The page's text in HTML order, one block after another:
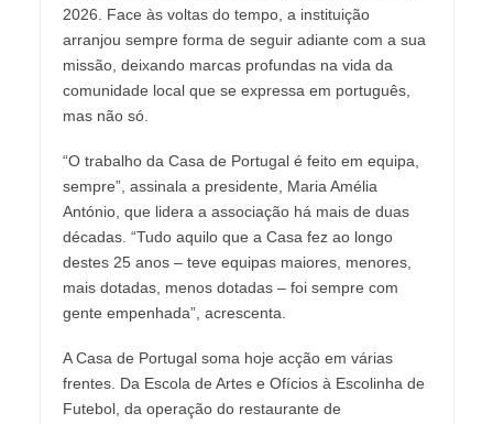
2026. Face às voltas do tempo, a instituição
arranjou sempre forma de seguir adiante com a sua
missão, deixando marcas profundas na vida da
comunidade local que se expressa em português,
mas não só.
“O trabalho da Casa de Portugal é feito em equipa,
sempre”, assinala a presidente, Maria Amélia
António, que lidera a associação há mais de duas
décadas. “Tudo aquilo que a Casa fez ao longo
destes 25 anos – teve equipas maiores, menores,
mais dotadas, menos dotadas – foi sempre com
gente empenhada”, acrescenta.
A Casa de Portugal soma hoje acção em várias
frentes. Da Escola de Artes e Ofícios à Escolinha de
Futebol, da operação do restaurante de